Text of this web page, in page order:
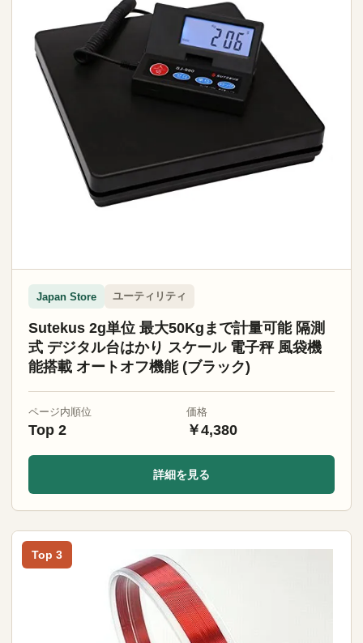
Japan Store ユーティリティ
Sutekus 2g単位 最大50Kgまで計量可能 隔測
式 デジタル台はかり スケール 電子秤 風袋機
能搭載 オートオフ機能 (ブラック)
ページ内順位
Top 2
価格
￥4,380
詳細を見る
Top 3